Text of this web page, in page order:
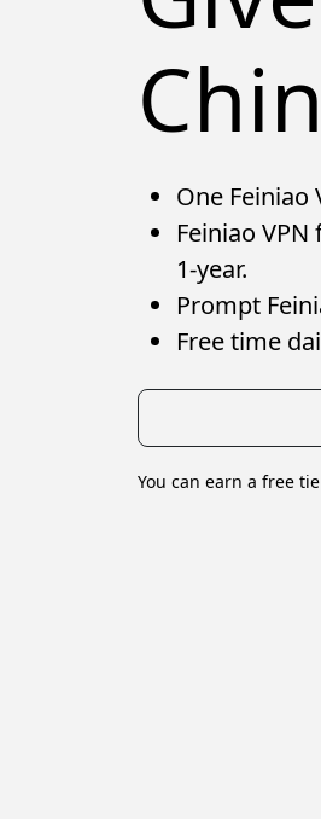
One Feiniao
Feiniao
1-year.
Prompt
Free time
You can earn a free